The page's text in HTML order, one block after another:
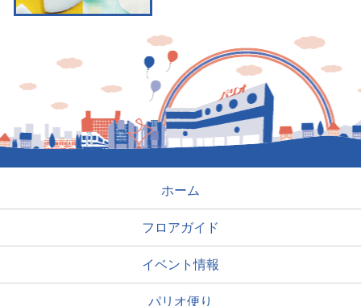
ホーム
フロアガイド
イベント情報
パリオ便り